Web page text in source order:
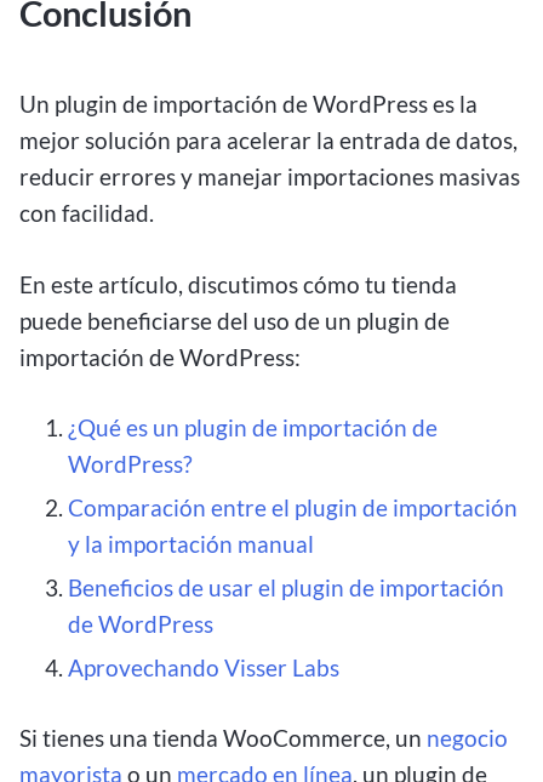
Conclusión
Un plugin de importación de WordPress es la
mejor solución para acelerar la entrada de datos,
reducir errores y manejar importaciones masivas
con facilidad.
En este artículo, discutimos cómo tu tienda
puede beneficiarse del uso de un plugin de
importación de WordPress:
¿Qué es un plugin de importación de
WordPress?
Comparación entre el plugin de importación
y la importación manual
Beneficios de usar el plugin de importación
de WordPress
Aprovechando Visser Labs
Si tienes una tienda WooCommerce, un negocio
mayorista o un mercado en línea, un plugin de